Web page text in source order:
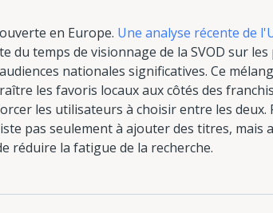
en Europe. Une analyse récente de
temps de visionnage de la SVOD sur les
nationales significatives. Ce
les favoris locaux aux côtés des
les utilisateurs à choisir entre les deux.
pas seulement à ajouter des titres, mais
réduire la fatigue de la recherche.